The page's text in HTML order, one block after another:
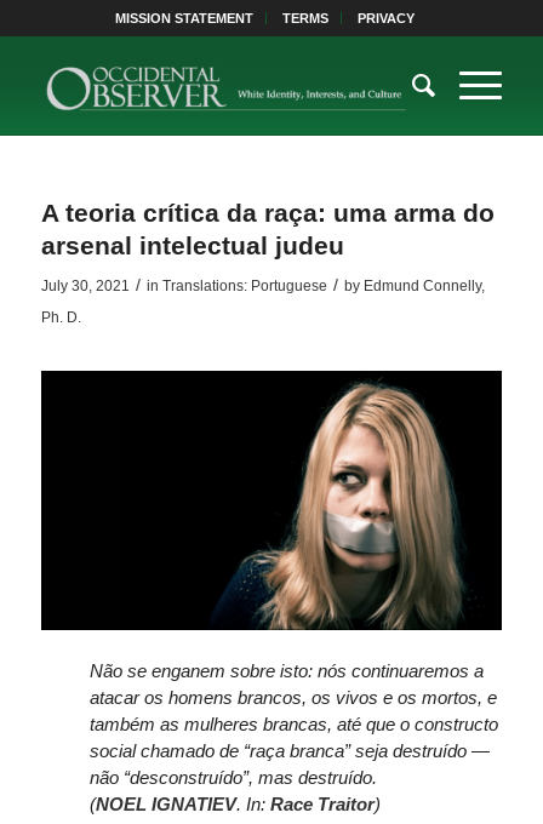
MISSION STATEMENT TERMS PRIVACY
A teoria crítica da raça: uma arma do
arsenal intelectual judeu
July 30, 2021 / in Translations: Portuguese / by Edmund Connelly,
Ph. D.
Não se enganem sobre isto: nós continuaremos a
atacar os homens brancos, os vivos e os mortos, e
também as mulheres brancas, até que o constructo
social chamado de “raça branca” seja destruído ―
não “desconstruído”, mas destruído.
(NOEL IGNATIEV. In: Race Traitor)